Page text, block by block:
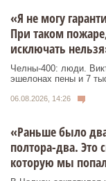
«Я не могу
При таком
исключать
Челны-400: люди.
эшелонах пены и 7
06.08.2026, 14:26
«Раньше было
полтора-два. Это
которую мы